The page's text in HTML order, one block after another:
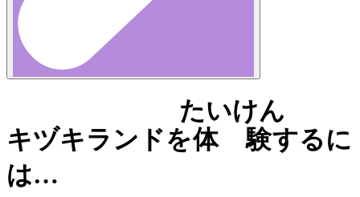
キヅキランドを体験
たいけん
するに
は…